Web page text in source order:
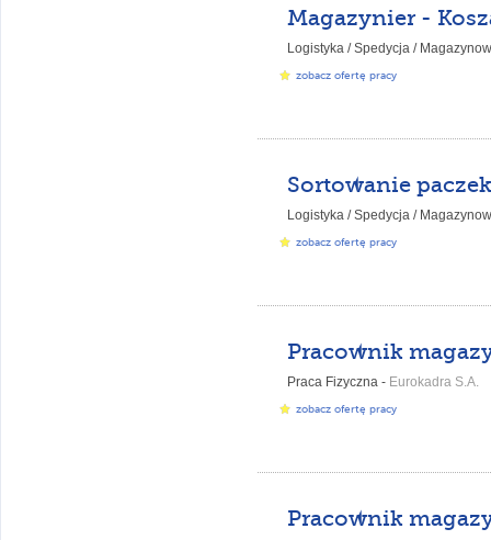
Magazynier -
Logistyka / Spedycja /
zobacz ofertę pracy
Sortowanie
Logistyka / Spedycja /
zobacz ofertę pracy
Praca Fizyczna - Eurokadra S.A.
zobacz ofertę pracy